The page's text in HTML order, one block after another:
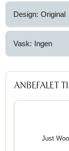
Design: Original
Vask: Ingen
ANBEFALET
Just